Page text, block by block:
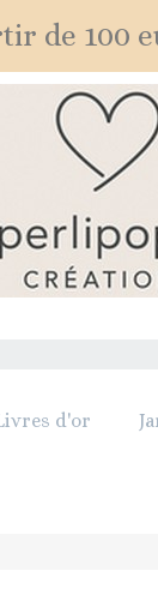
de 100
d'or